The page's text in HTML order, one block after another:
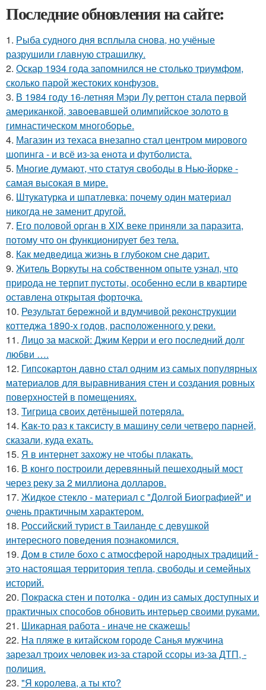
Последние обновления на сайте:
1. Рыба судного дня всплыла снова, но учёные
разрушили главную страшилку.
2. Оскар 1934 года запомнился не столько триумфом,
сколько парой жестоких конфузов.
3. В 1984 году 16-летняя Мэри Лу реттон стала первой
американкой, завоевавшей олимпийское золото в
гимнастическом многоборье.
4. Магазин из техаса внезапно стал центром мирового
шопинга - и всё из-за енота и футболиста.
5. Многие думают, что статуя свободы в Нью-йорке -
самая высокая в мире.
6. Штукатурка и шпатлевка: почему один материал
никогда не заменит другой.
7. Его половой орган в XIX веке приняли за паразита,
потому что он функционирует без тела.
8. Как медведица жизнь в глубоком сне дарит.
9. Житель Воркуты на собственном опыте узнал, что
природа не терпит пустоты, особенно если в квартире
оставлена открытая форточка.
10. Результат бережной и вдумчивой реконструкции
коттеджа 1890-х годов, расположенного у реки.
11. Лицо за маской: Джим Керри и его последний долг
любви ….
12. Гипсокартон давно стал одним из самых популярных
материалов для выравнивания стен и создания ровных
поверхностей в помещениях.
13. Тигрица своих детёнышей потеряла.
14. Kaк-то paз к таксисту в машину ceли четверо парней,
сказали, куда ехать.
15. Я в интернет захожу не чтобы плакать.
16. В конго построили деревянный пешеходный мост
через реку за 2 миллиона долларов.
17. Жидкое стекло - материал с "Долгой Биографией" и
очень практичным характером.
18. Российский турист в Таиланде с девушкой
интересного поведения познакомился.
19. Дом в стиле бохо с атмосферой народных традиций -
это настоящая территория тепла, свободы и семейных
историй.
20. Покраска стен и потолка - один из самых доступных и
практичных способов обновить интерьер своими руками.
21. Шикарная работа - иначе не скажешь!
22. На пляже в китайском городе Санья мужчина
зарезал троих человек из-за старой ссоры из-за ДТП, -
полиция.
23. "Я королева, а ты кто?